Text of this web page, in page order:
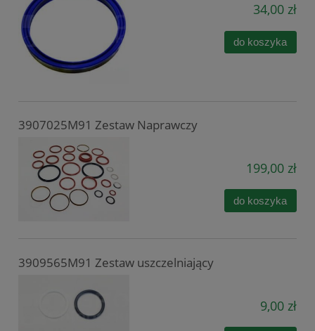
34,00 zł
do koszyka
3907025M91 Zestaw Naprawczy
199,00 zł
do koszyka
3909565M91 Zestaw uszczelniający
9,00 zł